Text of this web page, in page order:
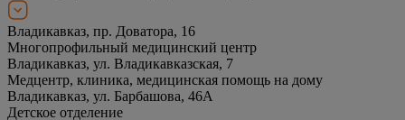
Владикавказ, пр. Доватора, 16
Многопрофильный медицинский центр
Владикавказ, ул. Владикавказская, 7
Медцентр, клиника, медицинская помощь на дому
Владикавказ, ул. Барбашова, 46А
Детское отделение